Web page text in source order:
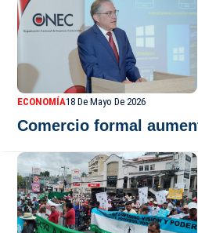
ECONOMÍA18 De Mayo De 2026
Comercio formal